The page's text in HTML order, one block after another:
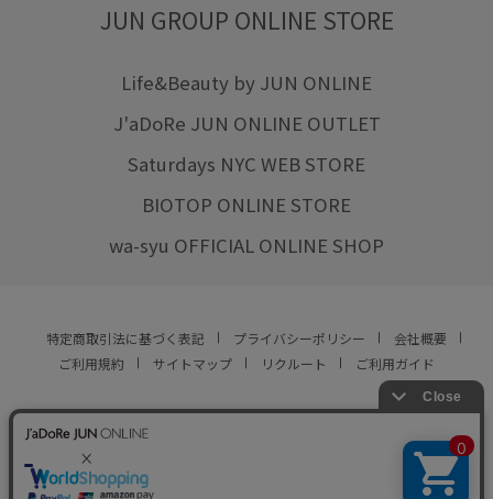
JUN GROUP ONLINE STORE
Life&Beauty by JUN ONLINE
J'aDoRe JUN ONLINE OUTLET
Saturdays NYC WEB STORE
BIOTOP ONLINE STORE
wa-syu OFFICIAL ONLINE SHOP
特定商取引法に基づく表記 プライバシーポリシー
会社概要
ご利用規約
サイトマップ リクルート ご利用ガイド
© JUN CO.,LTD. ALL RIGHTS RESERVED.